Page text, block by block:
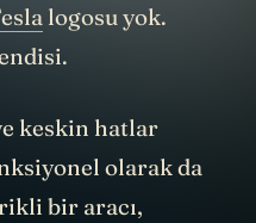
logosu yok.
keskin hatlar
olarak da
bir aracı,